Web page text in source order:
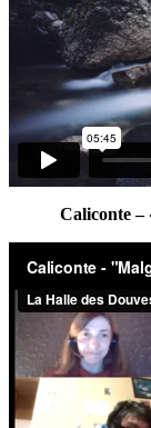
Caliconte